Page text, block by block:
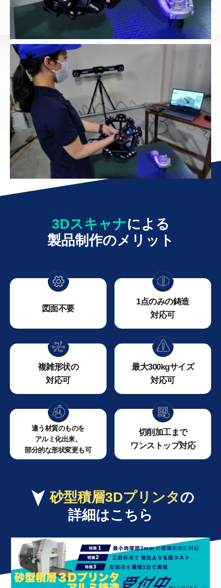
3Dスキャナによる
製品制作のメリット
図面不要
1点のみの鋳造
対応可
複雑形状の
対応可
最大300kgサイズ
対応可
違う材質のものを
アルミ化出来、
部分的な形状変更も可
切削加工まで
ワンストップ対応
砂型積層3Dプリンタの
詳細はこちら